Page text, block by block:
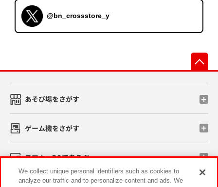
@bn_crossstore_y
あそび場をさがす
ゲーム機をさがす
スマホ・PCであそぶ
We collect unique personal identifiers such as cookies to
analyze our traffic and to personalize content and ads. We